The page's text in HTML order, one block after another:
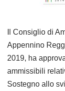
Il Consiglio di
Appennino
2019, ha
ammissibili
Sostegno allo